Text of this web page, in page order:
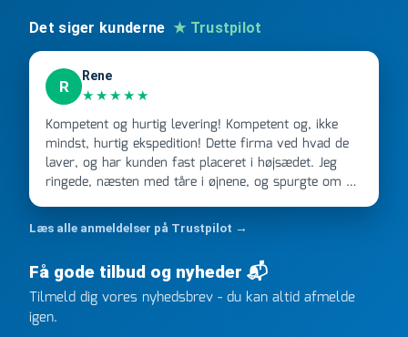
Det siger kunderne ★ Trustpilot
R
Rene
★★★★★
Kompetent og hurtig levering! Kompetent og, ikke
mindst, hurtig ekspedition! Dette firma ved hvad de
laver, og har kunden fast placeret i højsædet. Jeg
ringede, næsten med tåre i øjnene, og spurgte om de
kunne levere en stor ordre, fordi Davidsen A/S ikke
kunne overholde en 2 måneder gammel aftale. Jeg
ringede onsdag kl 16, og min store ordre kom dagen
efter kl 6.45! Kan slet ikke få armene ned, og næste
gang jeg skal bruge noget, vil jeg ringe til dem
FØRST. De varmeste og venligste hilsner fra Rene
Læs alle anmeldelser på Trustpilot →
Få gode tilbud og nyheder 📬
Tilmeld dig vores nyhedsbrev - du kan altid afmelde
igen.